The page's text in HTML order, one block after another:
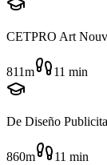
CETPRO Art
811m 11 min
De Diseño
860m 11 min